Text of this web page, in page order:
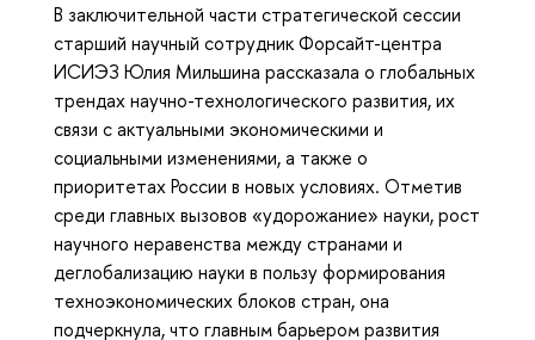
В заключительной части стратегической сессии
старший научный сотрудник Форсайт-центра
ИСИЭЗ Юлия Мильшина рассказала о глобальных
трендах научно-технологического развития, их
связи с актуальными экономическими и
социальными изменениями, а также о
приоритетах России в новых условиях. Отметив
среди главных вызовов «удорожание» науки, рост
научного неравенства между странами и
деглобализацию науки в пользу формирования
техноэкономических блоков стран, она
подчеркнула, что главным барьером развития